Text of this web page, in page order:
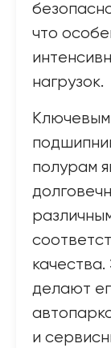
что
нагрузок.
полурам
делают
и